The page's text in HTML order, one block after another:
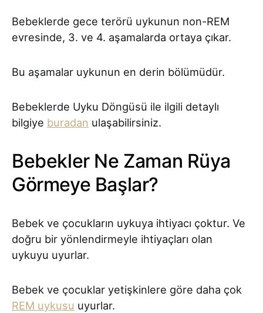
Bebeklerde gece terörü uykunun non-REM
evresinde, 3. ve 4. aşamalarda ortaya çıkar.
Bu aşamalar uykunun en derin bölümüdür.
Bebeklerde Uyku Döngüsü ile ilgili detaylı
bilgiye buradan ulaşabilirsiniz.
Bebekler Ne Zaman Rüya
Görmeye Başlar?
Bebek ve çocukların uykuya ihtiyacı çoktur. Ve
doğru bir yönlendirmeyle ihtiyaçları olan
uykuyu uyurlar.
Bebek ve çocuklar yetişkinlere göre daha çok
REM uykusu uyurlar.